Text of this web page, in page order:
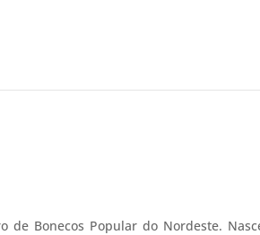
de Bonecos Popular do Nordeste.